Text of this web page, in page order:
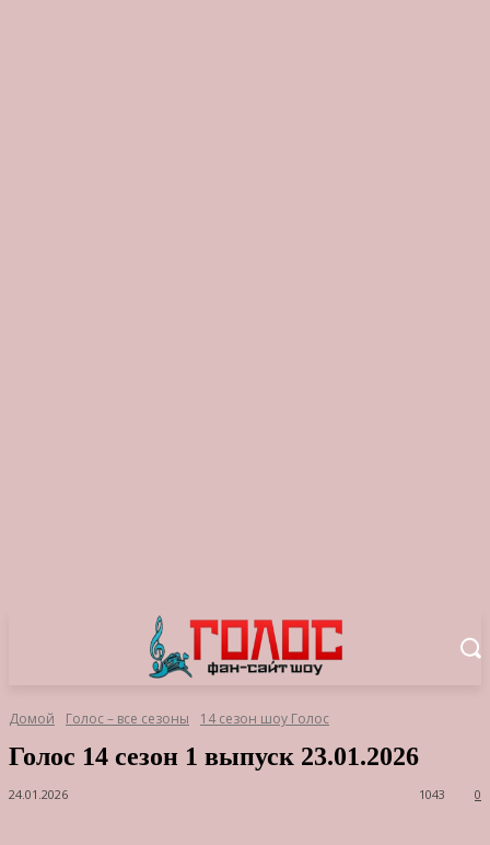
Домой Голос – все сезоны 14 сезон шоу Голос
Голос 14 сезон 1 выпуск 23.01.2026
24.01.2026 0
1043